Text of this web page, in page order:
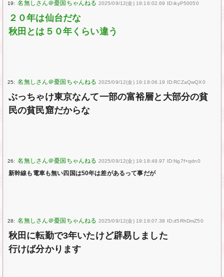
19: 2025/09/12(金) 19:16:02.69 ID:ikyP50050
２０年は仙台だな
秋田とは５０年くらい違う
25: 2025/09/12(金) 19:18:06.19 ID:RCZaQwQX0
ぶっちゃけ東京なんて一部の富裕層と大部分の貧
民の貧民窟だからな
26: 2025/09/12(金) 19:18:49.97 ID:Ng7f+qdn0
新幹線も電車も無い四国は50年は差があるって事だが
28: 2025/09/12(金) 19:19:07.38 ID:d5RhDmZ50
秋田に転勤で3年いたけど辟易しました
行けば分かります